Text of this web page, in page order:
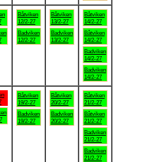
Båtviken
12/2-27
Badviken
12/2-27
Båtviken
13/2-27
Badviken
13/2-27
Båtviken
14/2-27
Båtviken
14/2-27
Badviken
14/2-27
Badviken
14/2-27
Båtviken
19/2-27
Badviken
19/2-27
Båtviken
20/2-27
Badviken
20/2-27
Båtviken
21/2-27
Båtviken
21/2-27
Badviken
21/2-27
Badviken
21/2-27